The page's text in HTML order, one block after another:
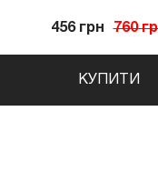
456 грн 760
КУПИТИ